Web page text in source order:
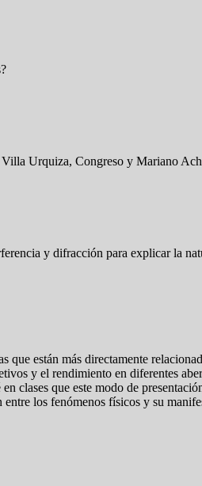
Urquiza, Congreso y Mariano
y difracción para explicar la
están más directamente
y el rendimiento en diferentes
clases que este modo de
los fenómenos físicos y su